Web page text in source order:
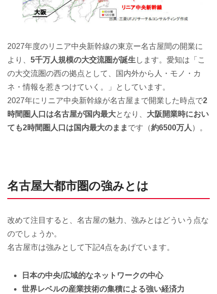
2027年度のリニア中央新幹線の東京ー名古屋間の開業に
より、 5千万人規模の大交流圏が誕生 します。愛知は「こ
の大交流圏の西の拠点として、国内外から人・モノ・カ
ネ・情報を惹きつけていく。」としています。
2027年にリニア中央新幹線が名古屋まで開業した時点で2
時間圏人口は名古屋が国内最大となり、 大阪開業時におい
ても2時間圏人口は国内最大のまま です（約6500万人 ）。
名古屋大都市圏の強みとは
改めて注目すると、名古屋の魅力、強みとはどういう点な
のでしょうか。
名古屋市は強みとして下記4点をあげています。
日本の中央/広域的なネットワークの中心
世界レベルの産業技術の集積による強い経済力